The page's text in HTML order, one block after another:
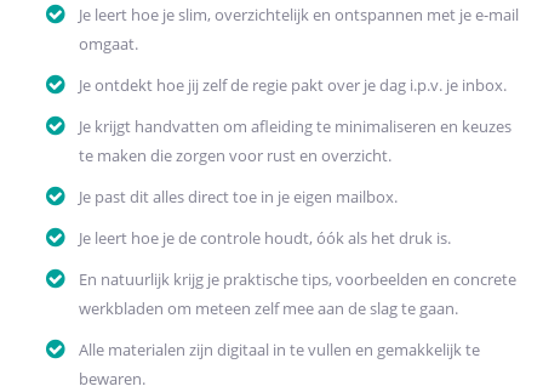
Je leert hoe je slim, overzichtelijk en ontspannen met je e-mail
omgaat.
Je ontdekt hoe jij zelf de regie pakt over je dag i.p.v. je inbox.
Je krijgt handvatten om afleiding te minimaliseren en keuzes
te maken die zorgen voor rust en overzicht.
Je past dit alles direct toe in je eigen mailbox.
Je leert hoe je de controle houdt, óók als het druk is.
En natuurlijk krijg je praktische tips, voorbeelden en concrete
werkbladen om meteen zelf mee aan de slag te gaan.
Alle materialen zijn digitaal in te vullen en gemakkelijk te
bewaren.